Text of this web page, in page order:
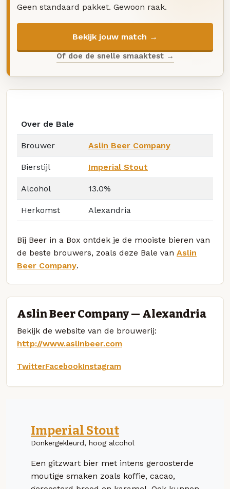
Geen standaard pakket. Gewoon raak.
Bekijk jouw match →
Of doe de snelle smaaktest →
Over de Bale
Brouwer Aslin Beer Company
Bierstijl Imperial Stout
Alcohol 13.0%
Herkomst Alexandria
Bij Beer in a Box ontdek je de mooiste bieren van
de beste brouwers, zoals deze Bale van Aslin
Beer Company.
Aslin Beer Company — Alexandria
Bekijk de website van de brouwerij:
http://www.aslinbeer.com
TwitterFacebookInstagram
Imperial Stout
Donkergekleurd, hoog alcohol
Een gitzwart bier met intens geroosterde
moutige smaken zoals koffie, cacao,